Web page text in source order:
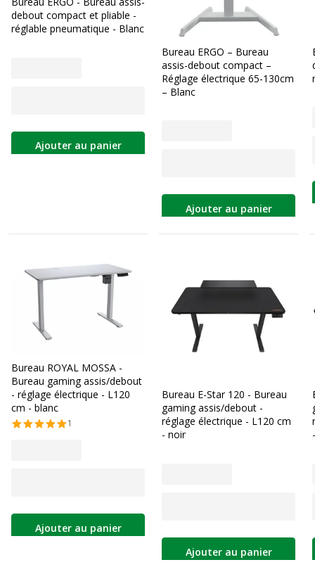
debout compact et pliable -
réglable pneumatique - Blanc
Ajouter au panier
Bureau ERGO – Bureau
assis-debout compact –
Réglage électrique 65-130cm
– Blanc
Ajouter au panier
Bureau ROYAL MOSSA -
Bureau gaming assis/debout
- réglage électrique - L120
cm - blanc
1
Ajouter au panier
Bureau E-Star 120 - Bureau
gaming assis/debout -
réglage électrique - L120 cm
- noir
Ajouter au panier